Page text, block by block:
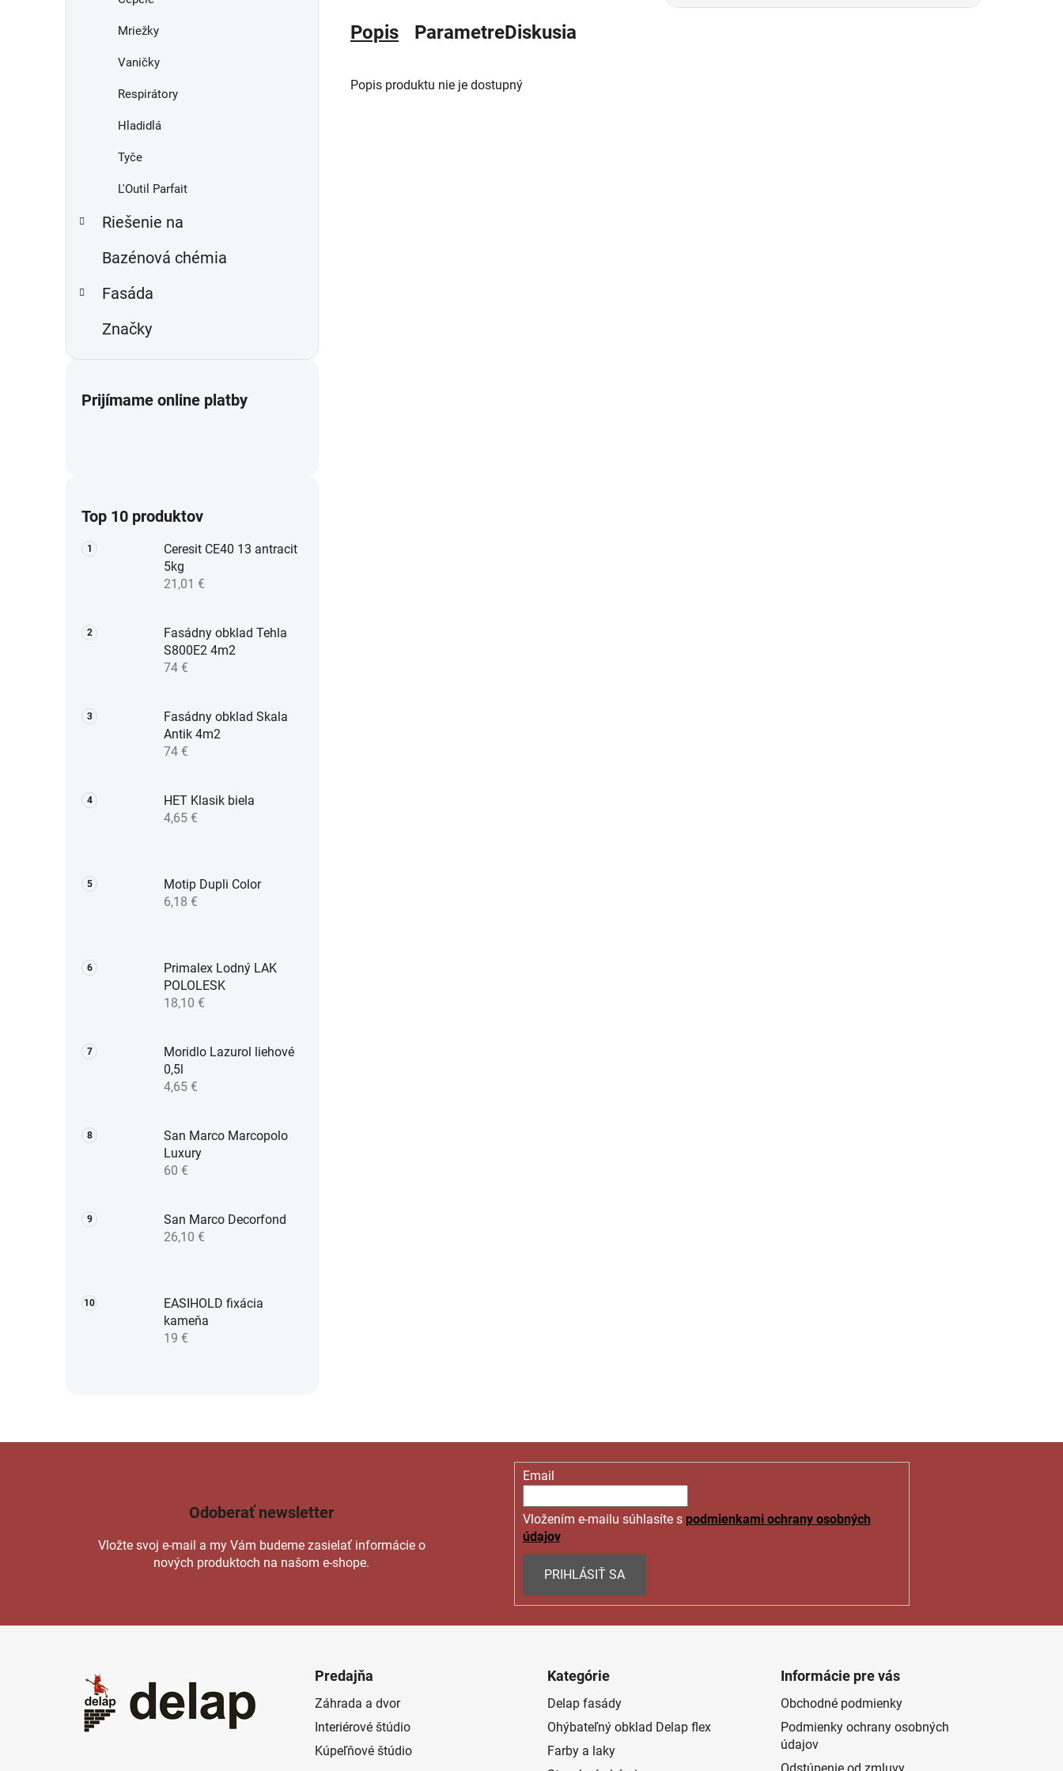
Mriežky
Vaničky
Respirátory
Hladidlá
Tyče
L'Outil Parfait
Riešenie na
Bazénová chémia
Fasáda
Značky
Prijímame online platby
Top 10 produktov
Ceresit CE40 13 antracit
5kg
21,01 €
Fasádny obklad Tehla
S800E2 4m2
74 €
Fasádny obklad Skala
Antik 4m2
74 €
HET Klasik biela
4,65 €
Motip Dupli Color
6,18 €
Primalex Lodný LAK
POLOLESK
18,10 €
Moridlo Lazurol liehové
0,5l
4,65 €
San Marco Marcopolo
Luxury
60 €
San Marco Decorfond
26,10 €
EASIHOLD fixácia
kameňa
19 €
Popis ParametreDiskusia
Popis produktu nie je dostupný
Odoberať newsletter
Vložte svoj e-mail a my Vám budeme zasielať informácie o
nových produktoch na našom e-shope.
Email
Vložením e-mailu súhlasíte s podmienkami ochrany osobných
údajov
PRIHLÁSIŤ SA
Predajňa
Záhrada a dvor
Interiérové štúdio
Kúpeľňové štúdio
Kategórie
Delap fasády
Ohýbateľný obklad Delap flex
Farby a laky
Informácie pre vás
Obchodné podmienky
Podmienky ochrany osobných
údajov